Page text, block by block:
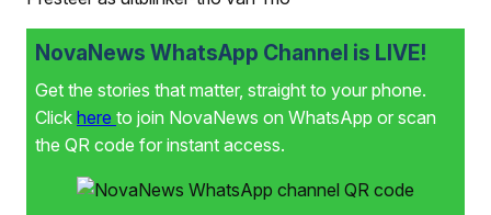
NovaNews WhatsApp Channel is LIVE!
Get the stories that matter, straight to your phone.
Click here to join NovaNews on WhatsApp or scan
the QR code for instant access.